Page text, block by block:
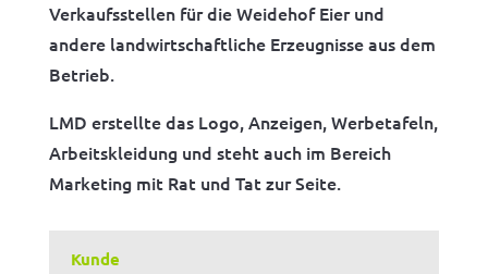
Verkaufsstellen für die Weidehof Eier und
andere landwirtschaftliche Erzeugnisse aus dem
Betrieb.
LMD erstellte das Logo, Anzeigen, Werbetafeln,
Arbeitskleidung und steht auch im Bereich
Marketing mit Rat und Tat zur Seite.
Kunde